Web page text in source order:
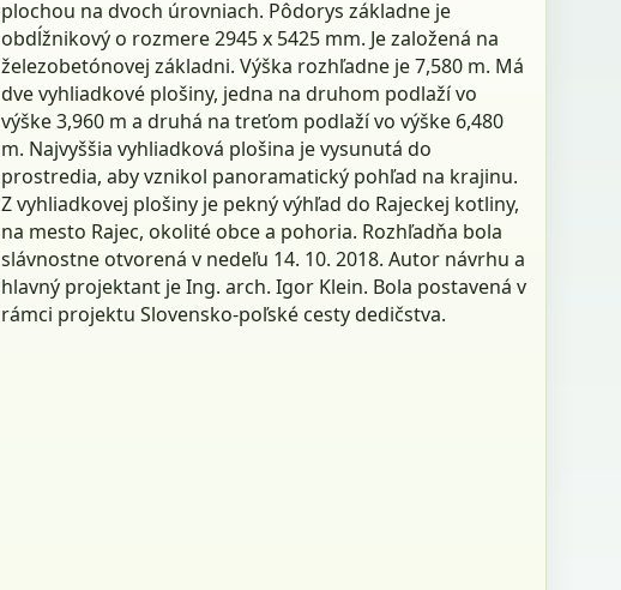
plochou na dvoch úrovniach. Pôdorys základne je
obdĺžnikový o rozmere 2945 x 5425 mm. Je založená na
železobetónovej základni. Výška rozhľadne je 7,580 m. Má
dve vyhliadkové plošiny, jedna na druhom podlaží vo
výške 3,960 m a druhá na treťom podlaží vo výške 6,480
m. Najvyššia vyhliadková plošina je vysunutá do
prostredia, aby vznikol panoramatický pohľad na krajinu.
Z vyhliadkovej plošiny je pekný výhľad do Rajeckej kotliny,
na mesto Rajec, okolité obce a pohoria. Rozhľadňa bola
slávnostne otvorená v nedeľu 14. 10. 2018. Autor návrhu a
hlavný projektant je Ing. arch. Igor Klein. Bola postavená v
rámci projektu Slovensko-poľské cesty dedičstva.